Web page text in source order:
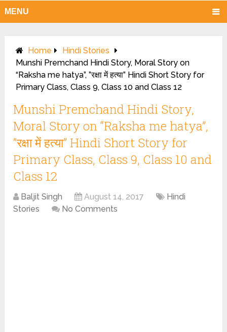
MENU
Home
Hindi Stories
Munshi Premchand Hindi Story, Moral Story on
“Raksha me hatya”, ”रक्षा में हत्या” Hindi Short Story for
Primary Class, Class 9, Class 10 and Class 12
Munshi Premchand Hindi Story,
Moral Story on “Raksha me hatya”,
”रक्षा में हत्या” Hindi Short Story for
Primary Class, Class 9, Class 10 and
Class 12
Baljit Singh August 14, 2017
Hindi
Stories
No Comments